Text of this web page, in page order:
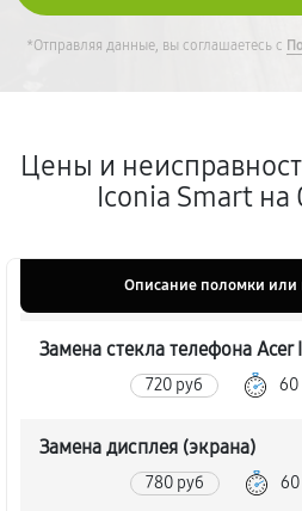
*Отправляя данные, вы соглашаетесь с
Цены и
Iconia Smart на
Описание поломки или
Замена стекла телефона Acer
720 руб 60
Замена дисплея (экрана)
780 руб